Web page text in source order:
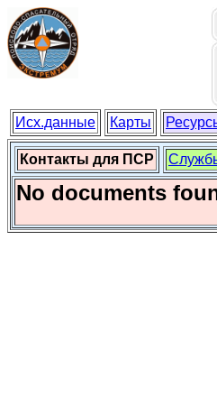
Исх.данные Карты
Контакты для ПСР
No documents